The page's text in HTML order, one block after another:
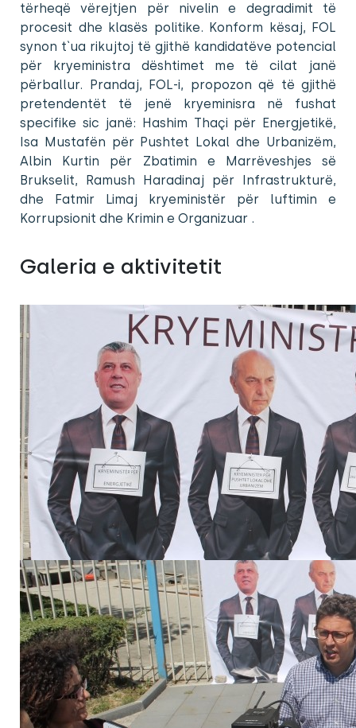
tërheqë vërejtjen për nivelin e degradimit të
procesit dhe klasës politike. Konform kësaj, FOL
synon t`ua rikujtoj të gjithë kandidatëve potencial
për kryeministra dështimet me të cilat janë
përballur. Prandaj, FOL-i, propozon që të gjithë
pretendentët të jenë kryeminisra në fushat
specifike sic janë: Hashim Thaçi për Energjetikë,
Isa Mustafën për Pushtet Lokal dhe Urbanizëm,
Albin Kurtin për Zbatimin e Marrëveshjes së
Brukselit, Ramush Haradinaj për Infrastrukturë,
dhe Fatmir Limaj kryeministër për luftimin e
Korrupsionit dhe Krimin e Organizuar .
Galeria e aktivitetit